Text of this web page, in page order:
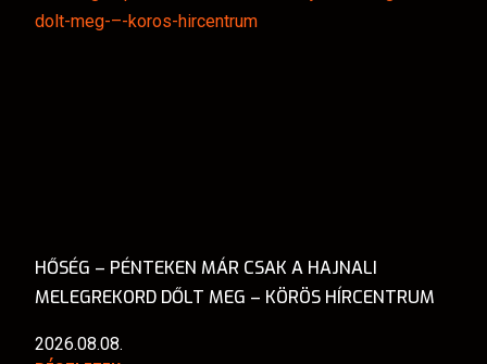
HŐSÉG – PÉNTEKEN MÁR CSAK A HAJNALI
MELEGREKORD DŐLT MEG – KÖRÖS HÍRCENTRUM
2026.08.08.